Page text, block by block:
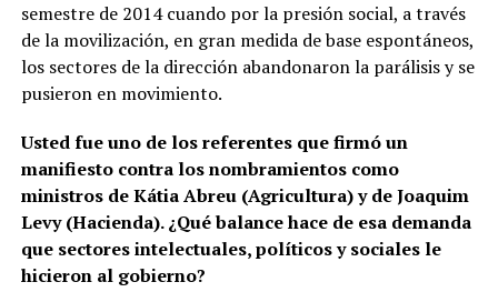
semestre de 2014 cuando por la presión social, a través
de la movilización, en gran medida de base espontáneos,
los sectores de la dirección abandonaron la parálisis y se
pusieron en movimiento.
Usted fue uno de los referentes que firmó un
manifiesto contra los nombramientos como
ministros de Kátia Abreu (Agricultura) y de Joaquim
Levy (Hacienda). ¿Qué balance hace de esa demanda
que sectores intelectuales, políticos y sociales le
hicieron al gobierno?